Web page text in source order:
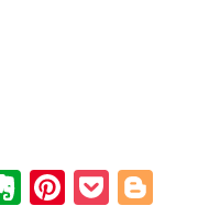
Evernote